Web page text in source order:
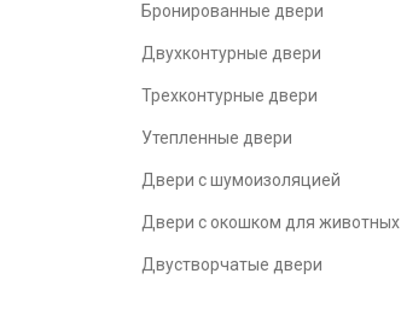
Бронированные двери
Двухконтурные двери
Трехконтурные двери
Утепленные двери
Двери с шумоизоляцией
Двери с окошком для животных
Двустворчатые двери